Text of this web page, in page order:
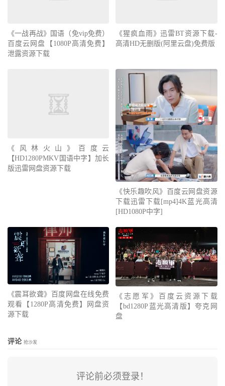
《一战再战》国语（免vip免费）
百度云网盘【1080P高清免费】
泄露资源下载
《猩疯血雨》迅雷BT资源下载-
高清HD无删版(阿里云盘)免费版
《风林火山》百度云
【HD1280PMKV国语中字】加长
版迅雷网盘资源下载
《快乐趣吹风》百度云网盘资源
下载迅雷下载[mp4]4K蓝光高清
[HD1080P中字]
《震耳欲聋》百度网盘在线免费
观看【1280P高清免费】网盘资
源下载
《志愿军》百度云资源下载
【bd1280P蓝光高清版】夸克网
盘
评论 抢沙发
评论前必须登录！